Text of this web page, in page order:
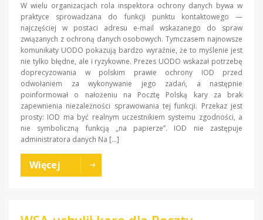
W wielu organizacjach rola inspektora ochrony danych bywa w
praktyce sprowadzana do funkcji punktu kontaktowego —
najczęściej w postaci adresu e-mail wskazanego do spraw
związanych z ochroną danych osobowych. Tymczasem najnowsze
komunikaty UODO pokazują bardzo wyraźnie, że to myślenie jest
nie tylko błędne, ale i ryzykowne. Prezes UODO wskazał potrzebę
doprecyzowania w polskim prawie ochrony IOD przed
odwołaniem za wykonywanie jego zadań, a następnie
poinformował o nałożeniu na Pocztę Polską kary za brak
zapewnienia niezależności sprawowania tej funkcji. Przekaz jest
prosty: IOD ma być realnym uczestnikiem systemu zgodności, a
nie symboliczną funkcją „na papierze”. IOD nie zastępuje
administratora danych Na […]
Więcej